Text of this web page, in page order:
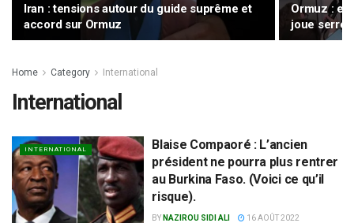
Iran : tensions autour du guide suprême et
accord sur Ormuz
Ormuz :
joue serré
Home Category International
International
INTERNATIONAL
Blaise Compaoré : L’ancien
président ne pourra plus rentrer
au Burkina Faso. (Voici ce qu’il
risque).
BY NAZIROU SIDI ALI 16 AOÛT 2022